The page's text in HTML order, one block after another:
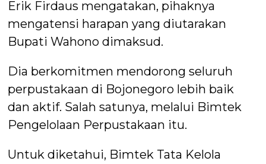
Erik Firdaus mengatakan, pihaknya
mengatensi harapan yang diutarakan
Bupati Wahono dimaksud.
Dia berkomitmen mendorong seluruh
perpustakaan di Bojonegoro lebih baik
dan aktif. Salah satunya, melalui Bimtek
Pengelolaan Perpustakaan itu.
Untuk diketahui, Bimtek Tata Kelola